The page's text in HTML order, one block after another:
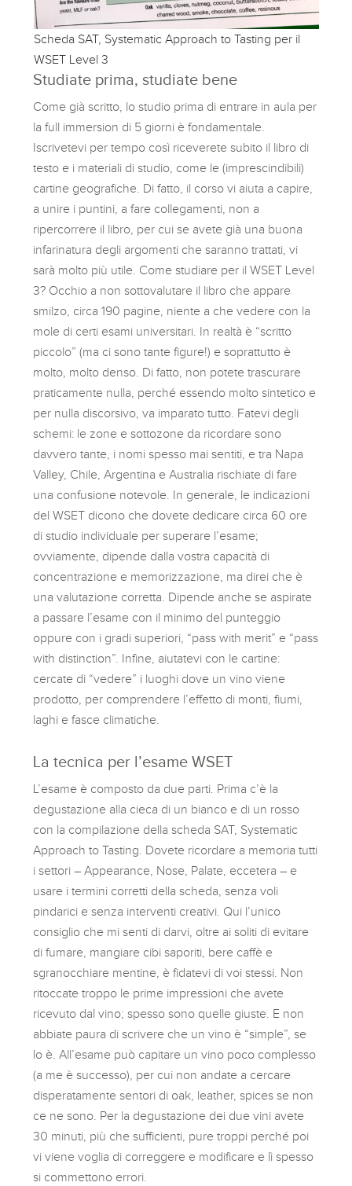
Scheda SAT, Systematic Approach to Tasting per il
WSET Level 3
Studiate prima, studiate bene
Come già scritto, lo studio prima di entrare in aula per
la full immersion di 5 giorni è fondamentale.
Iscrivetevi per tempo così riceverete subito il libro di
testo e i materiali di studio, come le (imprescindibili)
cartine geografiche. Di fatto, il corso vi aiuta a capire,
a unire i puntini, a fare collegamenti, non a
ripercorrere il libro, per cui se avete già una buona
infarinatura degli argomenti che saranno trattati, vi
sarà molto più utile. Come studiare per il WSET Level
3? Occhio a non sottovalutare il libro che appare
smilzo, circa 190 pagine, niente a che vedere con la
mole di certi esami universitari. In realtà è “scritto
piccolo” (ma ci sono tante figure!) e soprattutto è
molto, molto denso. Di fatto, non potete trascurare
praticamente nulla, perché essendo molto sintetico e
per nulla discorsivo, va imparato tutto. Fatevi degli
schemi: le zone e sottozone da ricordare sono
davvero tante, i nomi spesso mai sentiti, e tra Napa
Valley, Chile, Argentina e Australia rischiate di fare
una confusione notevole. In generale, le indicazioni
del WSET dicono che dovete dedicare circa 60 ore
di studio individuale per superare l’esame;
ovviamente, dipende dalla vostra capacità di
concentrazione e memorizzazione, ma direi che è
una valutazione corretta. Dipende anche se aspirate
a passare l’esame con il minimo del punteggio
oppure con i gradi superiori, “pass with merit” e “pass
with distinction”. Infine, aiutatevi con le cartine:
cercate di “vedere” i luoghi dove un vino viene
prodotto, per comprendere l’effetto di monti, fiumi,
laghi e fasce climatiche.
La tecnica per l’esame WSET
L’esame è composto da due parti. Prima c’è la
degustazione alla cieca di un bianco e di un rosso
con la compilazione della scheda SAT, Systematic
Approach to Tasting. Dovete ricordare a memoria tutti
i settori – Appearance, Nose, Palate, eccetera – e
usare i termini corretti della scheda, senza voli
pindarici e senza interventi creativi. Qui l’unico
consiglio che mi senti di darvi, oltre ai soliti di evitare
di fumare, mangiare cibi saporiti, bere caffè e
sgranocchiare mentine, è fidatevi di voi stessi. Non
ritoccate troppo le prime impressioni che avete
ricevuto dal vino; spesso sono quelle giuste. E non
abbiate paura di scrivere che un vino è “simple”, se
lo è. All’esame può capitare un vino poco complesso
(a me è successo), per cui non andate a cercare
disperatamente sentori di oak, leather, spices se non
ce ne sono. Per la degustazione dei due vini avete
30 minuti, più che sufficienti, pure troppi perché poi
vi viene voglia di correggere e modificare e lì spesso
si commettono errori.